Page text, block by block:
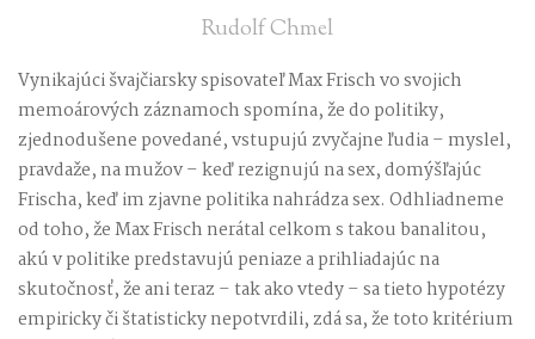
Rudolf Chmel
Vynikajúci švajčiarsky spisovateľ Max Frisch vo svojich
memoárových záznamoch spomína, že do politiky,
zjednodušene povedané, vstupujú zvyčajne ľudia – myslel,
pravdaže, na mužov – keď rezignujú na sex, domýšľajúc
Frischa, keď im zjavne politika nahrádza sex. Odhliadneme
od toho, že Max Frisch nerátal celkom s takou banalitou,
akú v politike predstavujú peniaze a prihliadajúc na
skutočnosť, že ani teraz – tak ako vtedy – sa tieto hypotézy
empiricky či štatisticky nepotvrdili, zdá sa, že toto kritérium